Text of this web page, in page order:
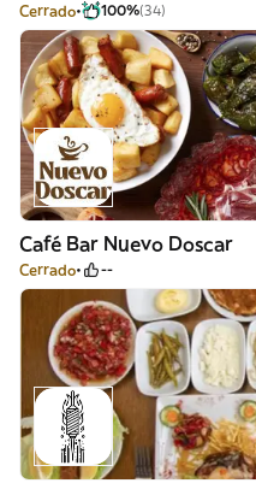
Cerrado 100%(34)
Café Bar Nuevo Doscar
Cerrado --